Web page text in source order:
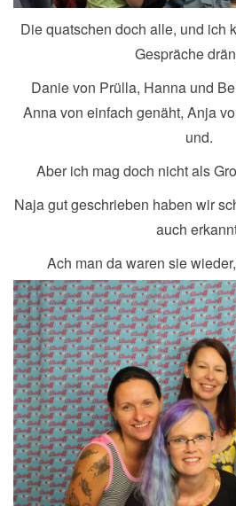
Die quatschen doch alle, und ich
Gespräche
Danie von Prülla, Hanna und
Anna von einfach genäht, Anja
und.
Aber ich mag doch nicht als
Naja gut geschrieben haben wir
auch
Ach man da waren sie